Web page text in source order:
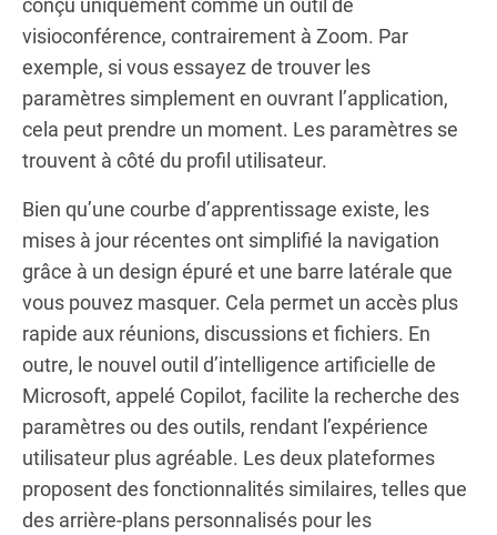
visioconférence, contrairement à Zoom. Par
exemple, si vous essayez de trouver les
paramètres simplement en ouvrant l’application,
cela peut prendre un moment. Les paramètres se
trouvent à côté du profil utilisateur.
Bien qu’une courbe d’apprentissage existe, les
mises à jour récentes ont simplifié la navigation
grâce à un design épuré et une barre latérale que
vous pouvez masquer. Cela permet un accès plus
rapide aux réunions, discussions et fichiers. En
outre, le nouvel outil d’intelligence artificielle de
Microsoft, appelé Copilot, facilite la recherche des
paramètres ou des outils, rendant l’expérience
utilisateur plus agréable. Les deux plateformes
proposent des fonctionnalités similaires, telles que
des arrière-plans personnalisés pour les